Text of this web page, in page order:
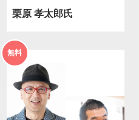
栗原 孝太郎氏
2026年
度
無料